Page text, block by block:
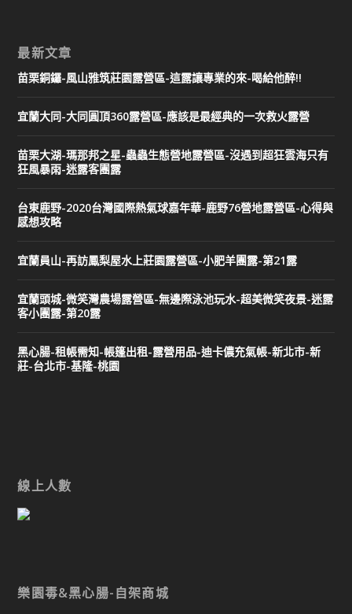
最新文章
苗栗銅鑼-風山雅筑莊園露營區-這露讓專業的來-喝給他醉!!
宜蘭大同-大同圓頂360露營區-應該是最經典的一次救火露營
苗栗大湖-瑪那邦之星-蟲蟲生態營地露營區-沒遇到超狂雲海只有
狂風暴雨-迷露客團露
台東鹿野-2020台灣國際熱氣球嘉年華-鹿野76營地露營區-心得與
感想攻略
宜蘭員山-再訪鳳梨屋水上莊園露營區-小肥羊團露-第21露
宜蘭頭城-微笑灣農場露營區-無邊際泳池玩水-超美微笑夜景-迷露
客小團露-第20露
黑心腸-租帳需知-帳篷出租-露營用品-迪卡儂充氣帳-新北市-新
莊-台北市-基隆-桃園
線上人數
樂園毒&黑心腸-自架商城